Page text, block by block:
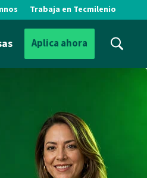
Trabaja en Tecmilenio
Aplica ahora